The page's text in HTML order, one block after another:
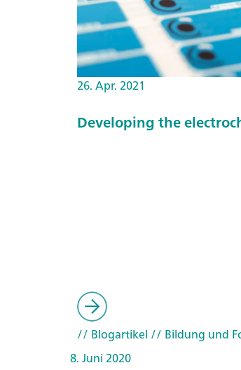
26. Apr. 2021
Developing the
// Blogartikel // Bildung und
8. Juni 2020